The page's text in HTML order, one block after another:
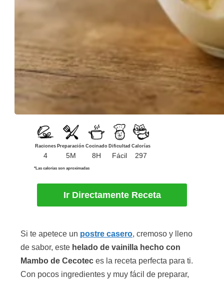
Raciones
4
Preparación
5M
Cocinado
8H
Dificultad
Fácil
Calorías
297
*Las calorías son aproximadas
Ir Directamente Receta
Si te apetece un postre casero, cremoso y lleno
de sabor, este helado de vainilla hecho con
Mambo de Cecotec es la receta perfecta para ti.
Con pocos ingredientes y muy fácil de preparar,